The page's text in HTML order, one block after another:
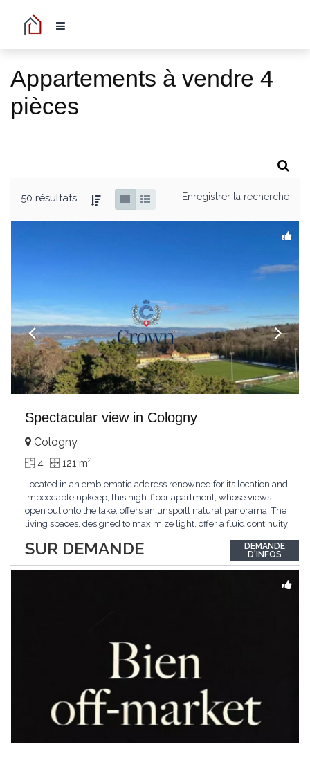
Appartements à vendre 4
pièces
50 résultats Enregistrer la recherche
Spectacular view in Cologny
SUR DEMANDE
Cologny
4 121 m2
Located in an emblematic address renowned for its location and
impeccable upkeep, this high-floor apartment, whose views
open out onto the lake, offers an unspoilt natural panorama. The
living spaces, designed to maximize light, offer a fluid continuity
comprises two bedrooms, each with its own bathroom,
guaranteeing comfort and privacy. Private...
DEMANDE
D'INFOS